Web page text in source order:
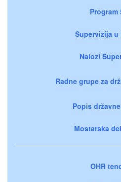
Program
Supervizija u
Nalozi
Radne grupe za
Popis
Mostarska
OHR